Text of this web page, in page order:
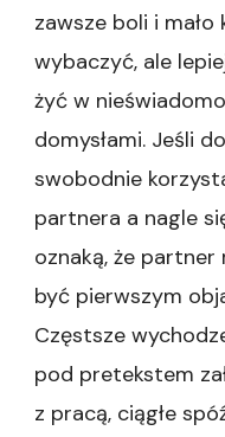
zawsze boli i
wybaczyć, ale
żyć w
domysłami. Jeśli
swobodnie
partnera a nagle
oznaką, że
być pierwszym
Częstsze
pod pretekstem
z pracą, ciągłe